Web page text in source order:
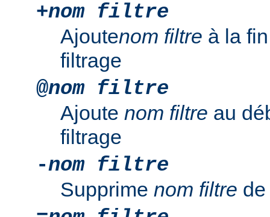
+nom filtre
Ajoutenom filtre à la
filtrage
@nom filtre
Ajoute nom filtre au
filtrage
-nom filtre
Supprime nom filtre